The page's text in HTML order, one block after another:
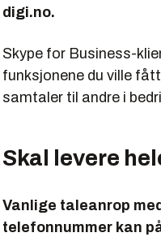
digi.no.
Skype for Business-
funksjonene du ville
samtaler til andre i
Skal levere
Vanlige taleanrop
telefonnummer kan